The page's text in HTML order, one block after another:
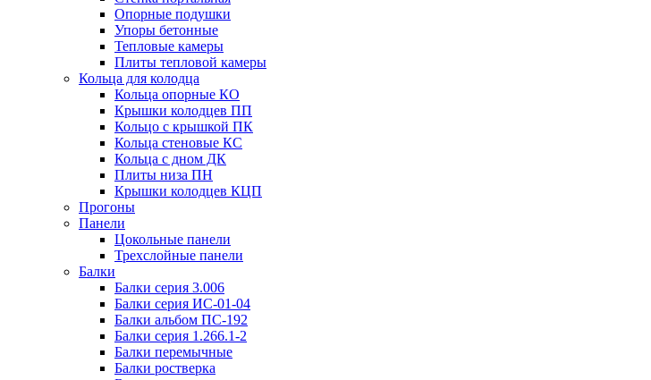
Опорные подушки
Упоры бетонные
Тепловые камеры
Плиты тепловой камеры
Кольца для колодца
Кольца опорные КО
Крышки колодцев ПП
Кольцо с крышкой ПК
Кольца стеновые КС
Кольца с дном ДК
Плиты низа ПН
Крышки колодцев КЦП
Прогоны
Панели
Цокольные панели
Трехслойные панели
Балки
Балки серия 3.006
Балки серия ИС-01-04
Балки альбом ПС-192
Балки серия 1.266.1-2
Балки перемычные
Балки ростверка